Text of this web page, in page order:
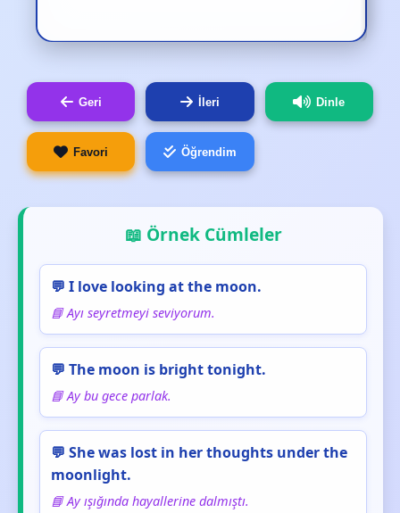
Geri İleri Dinle
Favori Öğrendim
📖 Örnek Cümleler
💬 I love looking at the moon.
📘 Ayı seyretmeyi seviyorum.
💬 The moon is bright tonight.
📘 Ay bu gece parlak.
💬 She was lost in her thoughts under the
moonlight.
📘 Ay ışığında hayallerine dalmıştı.